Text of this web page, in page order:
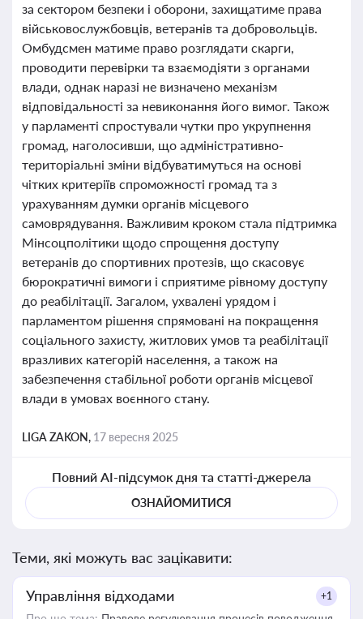
за сектором безпеки і оборони, захищатиме права
військовослужбовців, ветеранів та добровольців.
Омбудсмен матиме право розглядати скарги,
проводити перевірки та взаємодіяти з органами
влади, однак наразі не визначено механізм
відповідальності за невиконання його вимог. Також
у парламенті спростували чутки про укрупнення
громад, наголосивши, що адміністративно-
територіальні зміни відбуватимуться на основі
чітких критеріїв спроможності громад та з
урахуванням думки органів місцевого
самоврядування. Важливим кроком стала підтримка
Мінсоцполітики щодо спрощення доступу
ветеранів до спортивних протезів, що скасовує
бюрократичні вимоги і сприятиме рівному доступу
до реабілітації. Загалом, ухвалені урядом і
парламентом рішення спрямовані на покращення
соціального захисту, житлових умов та реабілітації
вразливих категорій населення, а також на
забезпечення стабільної роботи органів місцевої
влади в умовах воєнного стану.
LIGA ZAKON, 17 вересня 2025
Повний AI-підсумок дня та статті-джерела
ОЗНАЙОМИТИСЯ
Теми, які можуть вас зацікавити:
Управління відходами +1